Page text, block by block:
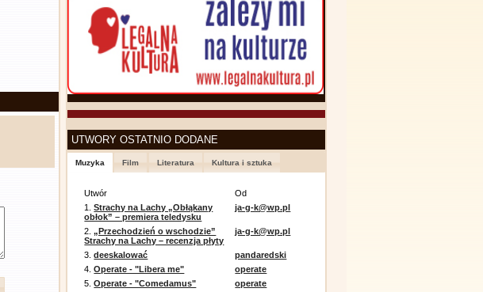
UTWORY OSTATNIO DODANE
Muzyka Film Literatura Kultura i sztuka
Utwór
Od
1.Strachy na Lachy „Obłąkany
obłok” – premiera teledysku
ja-g-k@wp.pl
2.„Przechodzień o wschodzie”
Strachy na Lachy – recenzja płyty
ja-g-k@wp.pl
3.deeskalować
pandaredski
4.Operate - "Libera me"
operate
5.Operate - "Comedamus"
operate